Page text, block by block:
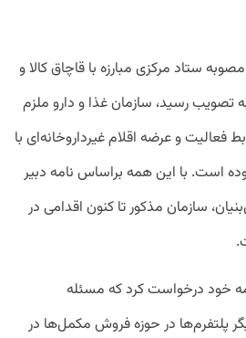
ستاد مرکزی مبارزه با قاچاق کالا و
تصویب رسید، سازمان غذا و دارو ملزم
فعالیت و عرضه اقلام غیرداروخانه‌ای با
است. با این همه براساس نامه دبیر
سازمان مذکور تا کنون اقدامی در
خود درخواست کرد که مسئله
پلتفرم‌ها در حوزه فروش مکمل‌ها در